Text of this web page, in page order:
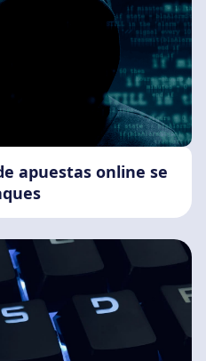
apuestas online se